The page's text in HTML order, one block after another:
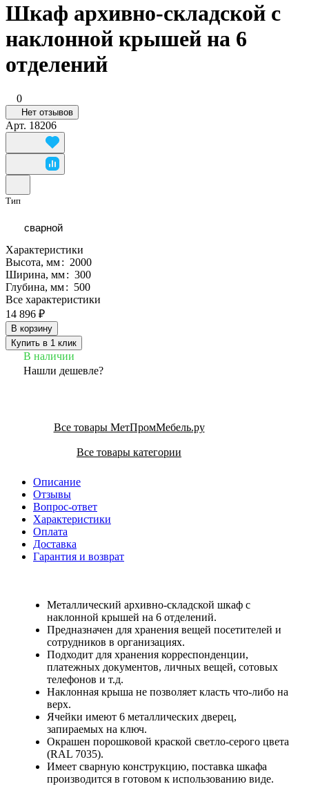
Шкаф архивно-складской с
наклонной крышей на 6
отделений
0
Нет отзывов
Арт. 18206
Тип
сварной
Характеристики
Высота, мм: 2000
Ширина, мм: 300
Глубина, мм: 500
Все характеристики
14 896 ₽
В корзину
Купить в 1 клик
В наличии
Нашли дешевле?
Все товары МетПромМебель.ру
Все товары категории
Описание
Отзывы
Вопрос-ответ
Характеристики
Оплата
Доставка
Гарантия и возврат
Металлический архивно-складской шкаф с
наклонной крышей на 6 отделений.
Предназначен для хранения вещей посетителей и
сотрудников в организациях.
Подходит для хранения корреспонденции,
платежных документов, личных вещей, сотовых
телефонов и т.д.
Наклонная крыша не позволяет класть что-либо на
верх.
Ячейки имеют 6 металлических дверец,
запираемых на ключ.
Окрашен порошковой краской светло-серого цвета
(RAL 7035).
Имеет сварную конструкцию, поставка шкафа
производится в готовом к использованию виде.